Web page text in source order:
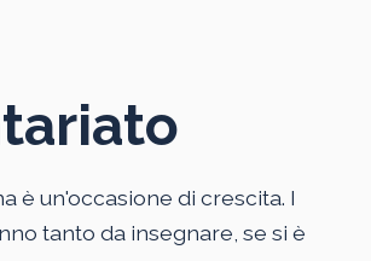
è un'occasione di crescita. I
tanto da insegnare, se si è